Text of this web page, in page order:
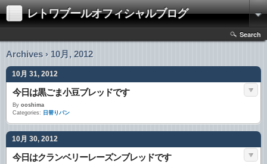
レトワブールオフィシャルブログ
Search
Archives › 10月, 2012
10月 31, 2012
今日は黒ごま小豆ブレッドです
By ooshima
Categories: 日替りパン
10月 30, 2012
今日はクランベリーレーズンブレッドです